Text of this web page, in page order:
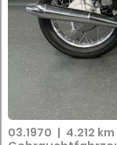
03.1970 | 4.212 km